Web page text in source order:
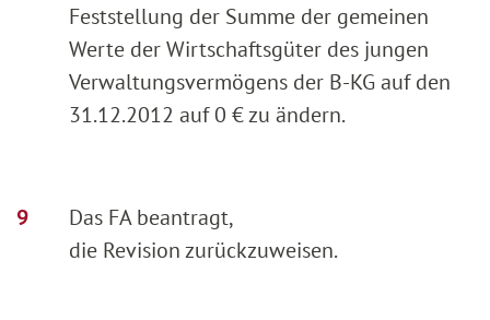
Feststellung der Summe der gemeinen
Werte der Wirtschaftsgüter des jungen
Verwaltungsvermögens der B-KG auf den
31.12.2012 auf 0 € zu ändern.
Das FA beantragt,
die Revision zurückzuweisen.